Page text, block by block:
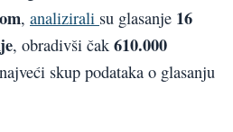
, analizirali su glasanje 16
, obradivši čak 610.000
skup podataka o glasanju